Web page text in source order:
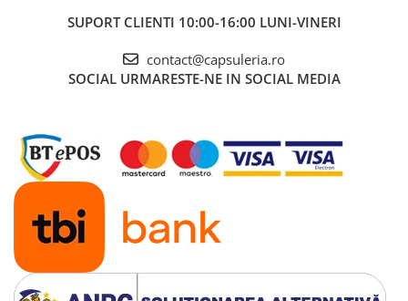
SUPORT CLIENTI 10:00-16:00 LUNI-VINERI
contact@capsuleria.ro
SOCIAL URMARESTE-NE IN SOCIAL MEDIA